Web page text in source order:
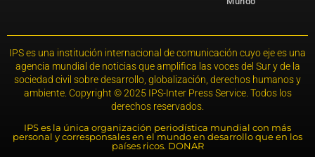
IPS es una institución internacional de comunicación cuyo eje es una
agencia mundial de noticias que amplifica las voces del Sur y de la
sociedad civil sobre desarrollo, globalización, derechos humanos y
ambiente. Copyright © 2025 IPS-Inter Press Service. Todos los
derechos reservados.
IPS es la única organización periodística mundial con más
personal y corresponsales en el mundo en desarrollo que en los
países ricos. DONAR